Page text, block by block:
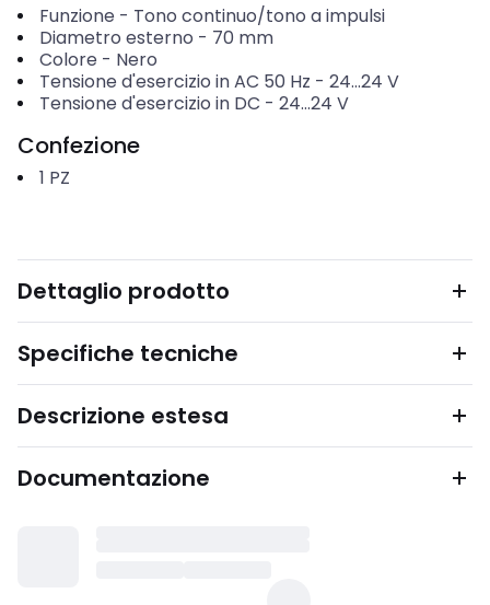
Funzione - Tono continuo/tono a impulsi
Diametro esterno - 70 mm
Colore - Nero
Tensione d'esercizio in AC 50 Hz - 24...24 V
Tensione d'esercizio in DC - 24...24 V
Confezione
1 PZ
Dettaglio prodotto
Specifiche tecniche
Descrizione estesa
Documentazione